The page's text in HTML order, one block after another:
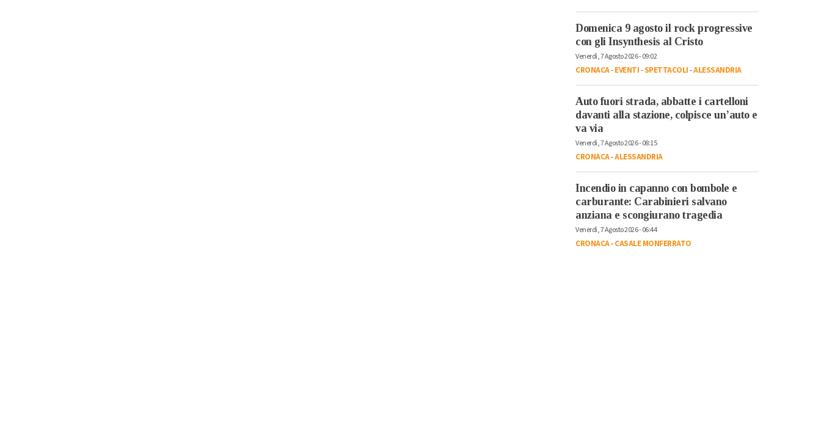
Domenica 9 agosto il rock progressive
con gli Insynthesis al Cristo
Venerdì, 7 Agosto 2026 - 09:02
CRONACA-EVENTI-SPETTACOLI-ALESSANDRIA
Auto fuori strada, abbatte i cartelloni
davanti alla stazione, colpisce un’auto e
va via
Venerdì, 7 Agosto 2026 - 08:15
CRONACA-ALESSANDRIA
Incendio in capanno con bombole e
carburante: Carabinieri salvano
anziana e scongiurano tragedia
Venerdì, 7 Agosto 2026 - 06:44
CRONACA-CASALE MONFERRATO